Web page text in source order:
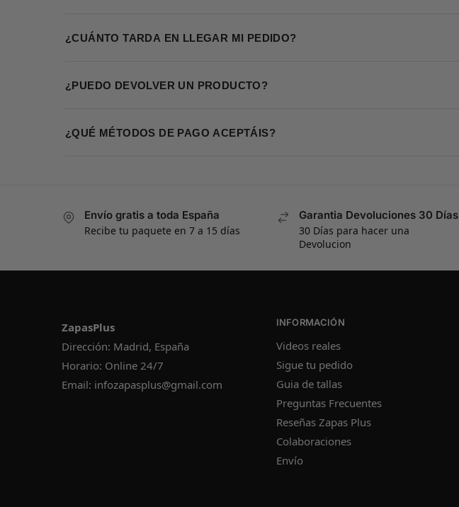
¿CUÁNTO TARDA EN LLEGAR MI PEDIDO?
¿PUEDO DEVOLVER UN PRODUCTO?
¿QUÉ MÉTODOS DE PAGO ACEPTÁIS?
Envío gratis a toda España
Recibe tu paquete en 7 a 15 días
Garantia Devoluciones 30 Días
30 Días para hacer una
Devolucion
ZapasPlus
Dirección: Madrid, España
Horario: Online 24/7
Email: infozapasplus@gmail.com
INFORMACIÓN
Videos reales
Sigue tu pedido
Guia de tallas
Preguntas Frecuentes
Reseñas Zapas Plus
Colaboraciones
Envío